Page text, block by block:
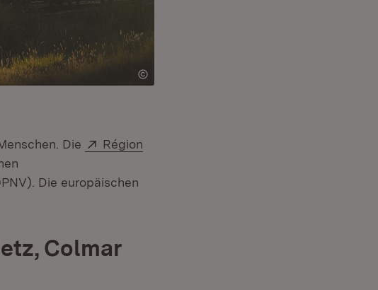
Die Extern:
Région
Die europäischen
Colmar